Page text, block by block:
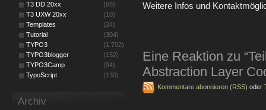
Weitere Infos und
Eine Reaktion zu
Abstraction Layer
Kommentare abonnieren (RSS) oder
T3 DD 20xx
(68)
T3 UXW 20xx
(10)
Templates
(24)
Tutorial
(304)
TYPO3
(1.702)
TYPO3blogger
(152)
TYPO3Camp
(94)
TypoScript
(130)
Archiv